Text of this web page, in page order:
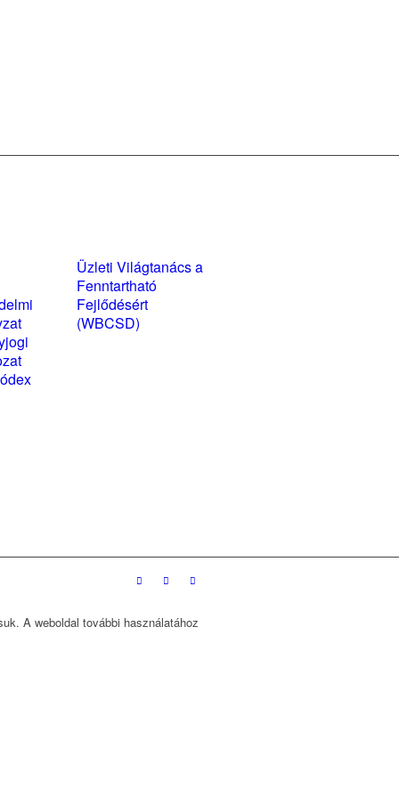
Üzleti Világtanács a
Fenntartható
Fejlődésért
(WBCSD)
A weboldal további használatához